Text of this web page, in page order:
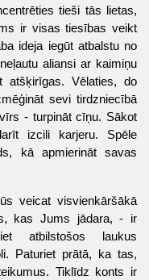
tieši tās lietas,
ir visas tiesības veikt
ideja iegūt atbalstu no
aliansi ar kaimiņu
atšķirīgas. Vēlaties, do
sevi tirdzniecībā
- turpināt cīņu. Sākot
izcili karjeru. Spēle
kā apmierināt savas
veicat visvienkāršākā
kas Jums jādara, - ir
atbilstošos laukus
Paturiet prātā, ka tas,
Tiklīdz konts ir